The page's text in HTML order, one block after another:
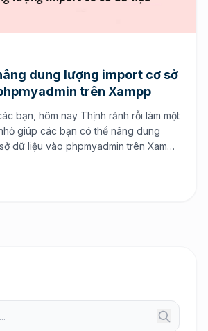
dung lượng import cơ sở
trên Xampp
bạn, hôm nay Thịnh rảnh rỗi làm một
giúp các bạn có thể nâng dung
dữ liệu vào phpmyadmin trên Xampp
dung lượng import […]